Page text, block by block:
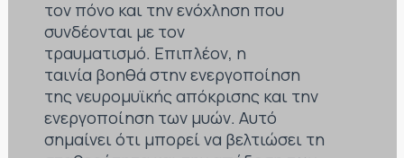
τον πόνο και την ενόχληση που
συνδέονται με τον
τραυματισμό. Επιπλέον, η
ταινία βοηθά στην ενεργοποίηση
της νευρομυϊκής απόκρισης και την
ενεργοποίηση των μυών. Αυτό
σημαίνει ότι μπορεί να βελτιώσει τη